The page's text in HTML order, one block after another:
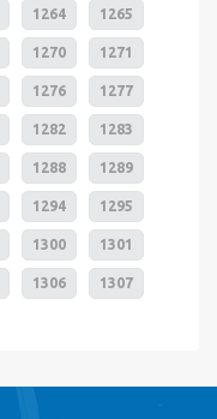
1264 1265
1270 1271
1276 1277
1282 1283
1288 1289
1294 1295
1300 1301
1306 1307